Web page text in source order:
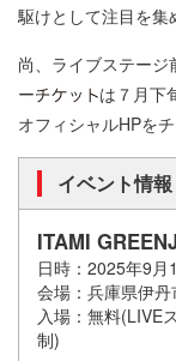
駆けとして注目を集
尚、ライブステー
ー
は７月下
オフィシャルHPをチ
イベント情報
ITAMI
日時：2025年9
会場：兵庫県伊
入場：無料(LIVE
制)